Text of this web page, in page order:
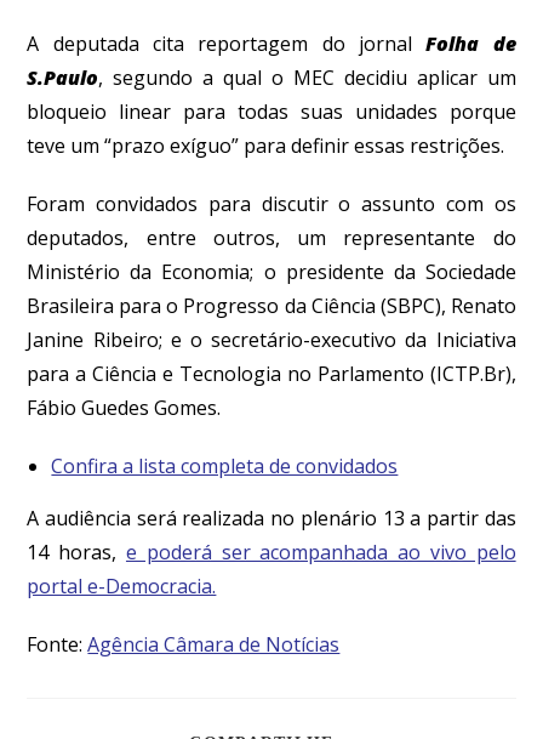
A deputada cita reportagem do jornalFolha de
S.Paulo, segundo a qual o MEC decidiu aplicar um
bloqueio linear para todas suas unidades porque
teve um “prazo exíguo” para definir essas restrições.
Foram convidados para discutir o assunto com os
deputados, entre outros, um representante do
Ministério da Economia; o presidente da Sociedade
Brasileira para o Progresso da Ciência (SBPC), Renato
Janine Ribeiro; e o secretário-executivo da Iniciativa
para a Ciência e Tecnologia no Parlamento (ICTP.Br),
Fábio Guedes Gomes.
Confira a lista completa de convidados
A audiência será realizada no plenário 13 a partir das
14 horas, e poderá ser acompanhada ao vivo pelo
portal e-Democracia.
Fonte:Agência Câmara de Notícias